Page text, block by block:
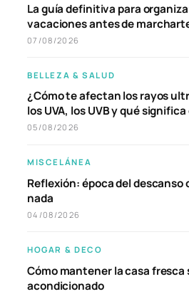
La guía definitiva para
vacaciones antes de
07/08/2026
BELLEZA & SALUD
¿Cómo te afectan los rayos
los UVA, los UVB y qué
05/08/2026
MISCELÁNEA
Reflexión: época del descanso
nada
04/08/2026
HOGAR & DECO
Cómo mantener la casa fresca
acondicionado